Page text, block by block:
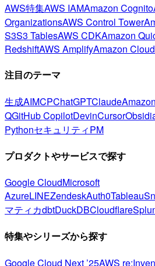
AWS特集AWS IAMAmazon Cognito
OrganizationsAWS Control Tower
S3S3 TablesAWS CDKAmazon
RedshiftAWS AmplifyAmazon
注目のテーマ
生成AIMCPChatGPTClaude
QGitHub CopilotDevinCursor
PythonセキュリティPM
プロダクトやサービスで探す
Google CloudMicrosoft
AzureLINEZendeskAuth0Tableau
マティカdbtDuckDBCloudflare
特集やシリーズから探す
Google Cloud Next ’25AWS